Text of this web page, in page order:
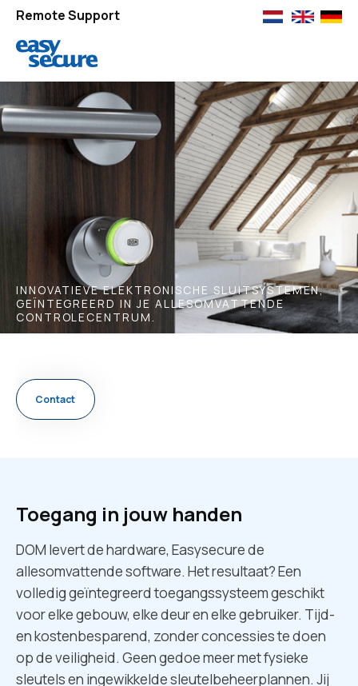
Remote Support
INNOVATIEVE ELEKTRONISCHE SLUITSYSTEMEN,
GEÏNTEGREERD IN JE ALLESOMVATTENDE
CONTROLECENTRUM.
DOM & EasySecure
Contact
Toegang in jouw handen
DOM levert de hardware, Easysecure de
allesomvattende software. Het resultaat? Een
volledig geïntegreerd toegangssysteem geschikt
voor elke gebouw, elke deur en elke gebruiker. Tijd-
en kostenbesparend, zonder concessies te doen
op de veiligheid. Geen gedoe meer met fysieke
sleutels en ingewikkelde sleutelbeheerplannen. Jij